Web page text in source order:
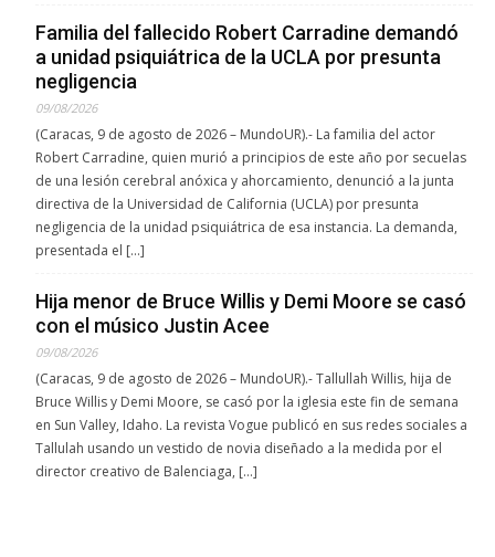
Familia del fallecido Robert Carradine demandó
a unidad psiquiátrica de la UCLA por presunta
negligencia
09/08/2026
(Caracas, 9 de agosto de 2026 – MundoUR).- La familia del actor
Robert Carradine, quien murió a principios de este año por secuelas
de una lesión cerebral anóxica y ahorcamiento, denunció a la junta
directiva de la Universidad de California (UCLA) por presunta
negligencia de la unidad psiquiátrica de esa instancia. La demanda,
presentada el […]
Hija menor de Bruce Willis y Demi Moore se casó
con el músico Justin Acee
09/08/2026
(Caracas, 9 de agosto de 2026 – MundoUR).- Tallullah Willis, hija de
Bruce Willis y Demi Moore, se casó por la iglesia este fin de semana
en Sun Valley, Idaho. La revista Vogue publicó en sus redes sociales a
Tallulah usando un vestido de novia diseñado a la medida por el
director creativo de Balenciaga, […]